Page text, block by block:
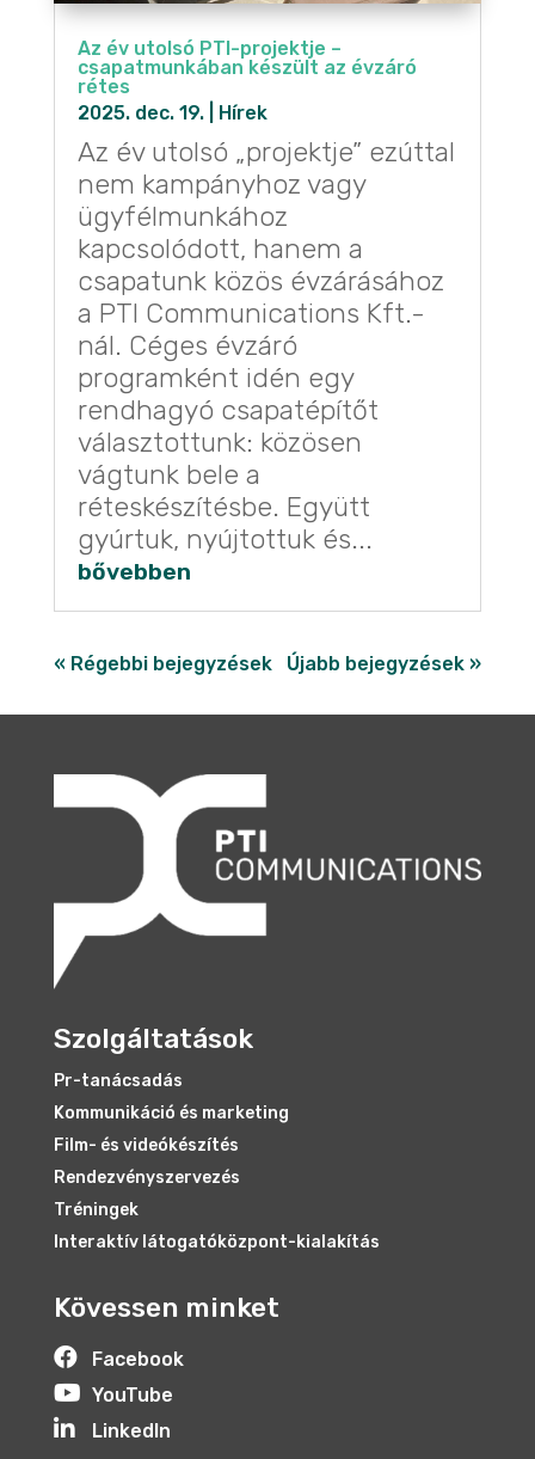
Az év utolsó PTI-projektje –
csapatmunkában készült az évzáró
rétes
2025. dec. 19.| Hírek
Az év utolsó „projektje” ezúttal
nem kampányhoz vagy
ügyfélmunkához
kapcsolódott, hanem a
csapatunk közös évzárásához
a PTI Communications Kft.-
nál. Céges évzáró
programként idén egy
rendhagyó csapatépítőt
választottunk: közösen
vágtunk bele a
réteskészítésbe. Együtt
gyúrtuk, nyújtottuk és...
bővebben
« Régebbi bejegyzések Újabb bejegyzések »
Szolgáltatások
Pr-tanácsadás
Kommunikáció és marketing
Film- és videókészítés
Rendezvényszervezés
Tréningek
Interaktív látogatóközpont-kialakítás
Kövessen minket
 Facebook
 YouTube
 LinkedIn